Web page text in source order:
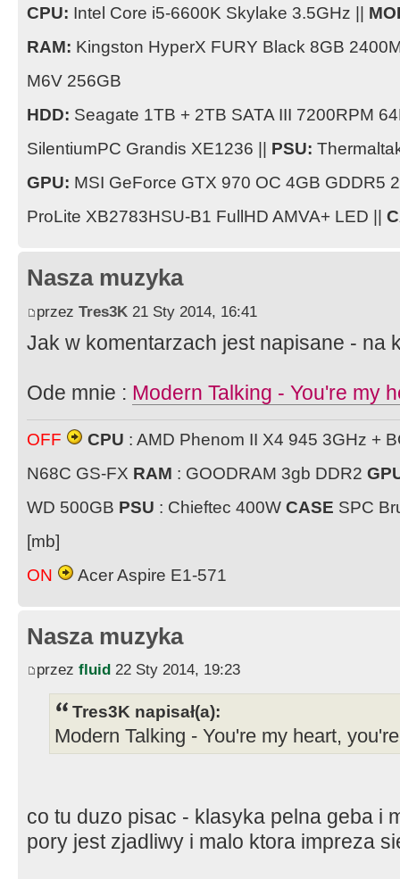
CPU: Intel Core i5-6600K Skylake 3.5GHz ||
RAM: Kingston HyperX FURY Black 8GB
M6V 256GB
HDD: Seagate 1TB + 2TB SATA III 7200RPM
SilentiumPC Grandis XE1236 ||
PSU:
GPU: MSI GeForce GTX 970 OC 4GB GDDR5
ProLite XB2783HSU-B1 FullHD AMVA+ LED ||
Nasza muzyka
przez Tres3K 21 Sty 2014, 16:41
Jak w komentarzach jest napisane - na
Ode mnie : Modern Talking - You're my
OFF CPU : AMD Phenom II X4 945 3GHz +
N68C GS-FX RAM : GOODRAM 3gb DDR2
WD 500GB PSU : Chieftec 400W CASE SPC
[mb]
ON
Acer Aspire E1-571
Nasza muzyka
przez fluid 22 Sty 2014, 19:23
Tres3K napisał(a):
Modern Talking - You're my heart,
co tu duzo pisac - klasyka pelna geba i
pory jest zjadliwy i malo ktora impreza